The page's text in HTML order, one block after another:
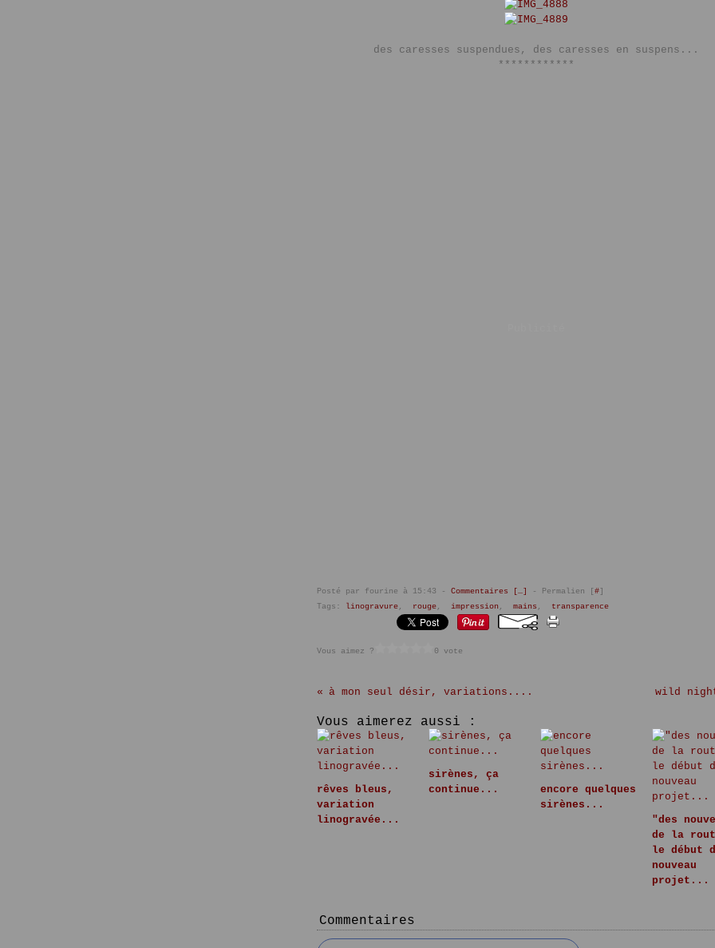
des caresses suspendues, des caresses en suspens...
************
Posté par fourine à 15:43 - Commentaires […] - Permalien [#]
Tags: linogravure, rouge, impression , mains , transparence
Vous aimez ? 0 vote
à mon seul désir, variations.... wild
Vous aimerez aussi :
rêves bleus,
variation
linogravée...
sirènes, ça
continue...
encore quelques
sirènes...
"des
de la
le début
nouveau
projet...
Commentaires